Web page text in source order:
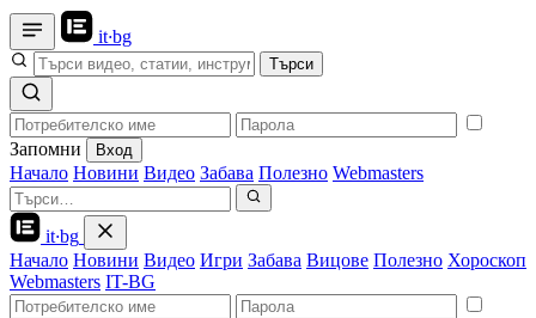
it·bg
Търси
Запомни Вход
Начало Новини Видео Забава Полезно Webmasters
it·bg
Начало Новини Видео Игри Забава Вицове Полезно Хороскоп
Webmasters IT-BG